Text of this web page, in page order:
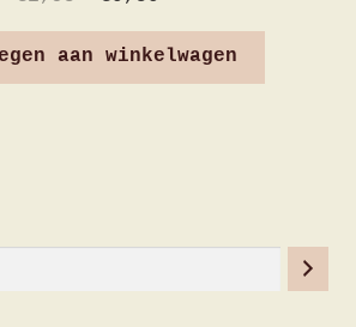
aan winkelwagen